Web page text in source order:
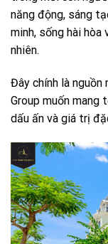
năng động, sáng
minh, sống hài
nhiên.
Đây chính là nguồn
Group muốn mang
dấu ấn và giá trị